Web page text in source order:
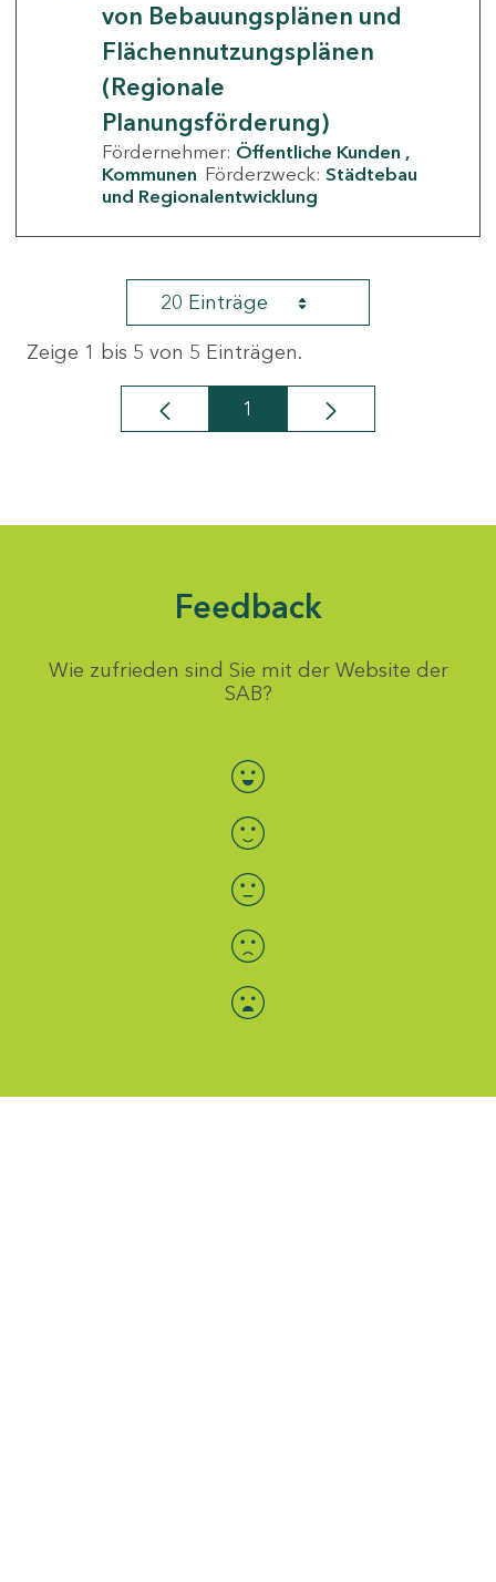
von Bebauungsplänen und
Flächennutzungsplänen
(Regionale
Planungsförderung)
Fördernehmer: Öffentliche Kunden
Kommunen Förderzweck: Städtebau
und Regionalentwicklung
20 Einträge
Zeige 1 bis 5 von 5 Einträgen.
Seite
1
Feedback
Wie zufrieden sind Sie mit der Website der
SAB?
Bewertung auswählen